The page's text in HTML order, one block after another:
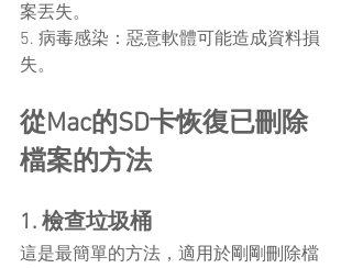
案丟失。
5. 病毒感染：惡意軟體可能造成資料損
失。
從Mac的SD卡恢復已刪除
檔案的方法
1. 檢查垃圾桶
這是最簡單的方法，適用於剛剛刪除檔